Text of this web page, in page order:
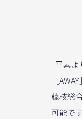
平素よ
［
藤枝総
可能で